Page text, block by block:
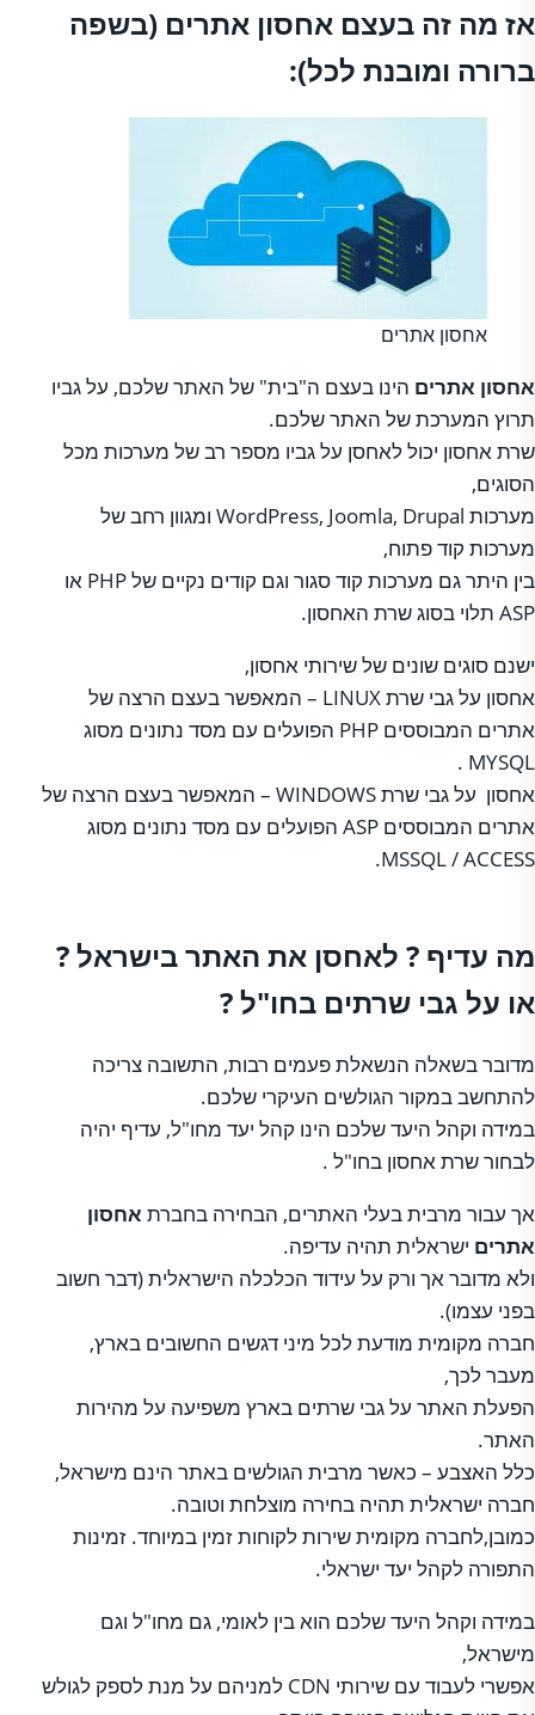
אז מה זה בעצם אחסון אתרים (בשפה
ברורה ומובנת לכל):
אחסון אתרים
אחסון אתרים הינו בעצם ה"בית" של האתר שלכם, על גביו
תרוץ המערכת של האתר שלכם.
שרת אחסון יכול לאחסן על גביו מספר רב של מערכות מכל
הסוגים,
מערכות WordPress, Joomla, Drupal ומגוון רחב של
מערכות קוד פתוח,
בין היתר גם מערכות קוד סגור וגם קודים נקיים של PHP או
ASP תלוי בסוג שרת האחסון.
ישנם סוגים שונים של שירותי אחסון,
אחסון על גבי שרת LINUX – המאפשר בעצם הרצה של
אתרים המבוססים PHP הפועלים עם מסד נתונים מסוג
MYSQL .
אחסון על גבי שרת WINDOWS – המאפשר בעצם הרצה של
אתרים המבוססים ASP הפועלים עם מסד נתונים מסוג
MSSQL / ACCESS.
מה עדיף ? לאחסן את האתר בישראל ?
או על גבי שרתים בחו"ל ?
מדובר בשאלה הנשאלת פעמים רבות, התשובה צריכה
להתחשב במקור הגולשים העיקרי שלכם.
במידה וקהל היעד שלכם הינו קהל יעד מחו"ל, עדיף יהיה
לבחור שרת אחסון בחו"ל .
אך עבור מרבית בעלי האתרים, הבחירה בחברת אחסון
אתרים ישראלית תהיה עדיפה.
ולא מדובר אך ורק על עידוד הכלכלה הישראלית (דבר חשוב
בפני עצמו).
חברה מקומית מודעת לכל מיני דגשים החשובים בארץ,
מעבר לכך,
הפעלת האתר על גבי שרתים בארץ משפיעה על מהירות
האתר.
כלל האצבע – כאשר מרבית הגולשים באתר הינם מישראל,
חברה ישראלית תהיה בחירה מוצלחת וטובה.
כמובן,לחברה מקומית שירות לקוחות זמין במיוחד. זמינות
התפורה לקהל יעד ישראלי.
במידה וקהל היעד שלכם הוא בין לאומי, גם מחו"ל וגם
מישראל,
אפשרי לעבוד עם שירותי CDN למניהם על מנת לספק לגולש